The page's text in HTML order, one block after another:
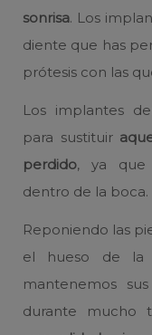
sonrisa. Los
diente que has
prótesis con las
Los implantes
para sustituir
perdido, ya que
dentro de la boca.
Reponiendo las
el hueso de la
mantenemos
durante mucho